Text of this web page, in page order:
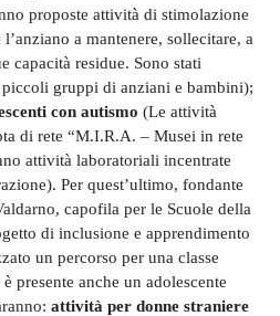
proposte attività di stimolazione
a mantenere, sollecitare, a
capacità residue. Sono stati
gruppi di anziani e bambini);
con autismo (Le attività
di rete “M.I.R.A. – Musei in rete
attività laboratoriali incentrate
Per quest’ultimo, fondante
capofila per le Scuole della
di inclusione e apprendimento
un percorso per una classe
presente anche un adolescente
attività per donne straniere